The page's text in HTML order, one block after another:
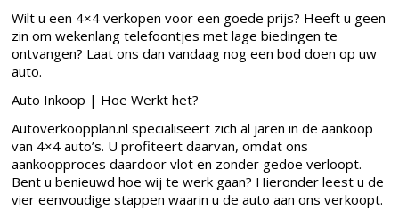
Wilt u een 4×4 verkopen voor een goede prijs? Heeft u geen
zin om wekenlang telefoontjes met lage biedingen te
ontvangen? Laat ons dan vandaag nog een bod doen op uw
auto.
Auto Inkoop | Hoe Werkt het?
Autoverkoopplan.nl specialiseert zich al jaren in de aankoop
van 4×4 auto’s. U profiteert daarvan, omdat ons
aankoopproces daardoor vlot en zonder gedoe verloopt.
Bent u benieuwd hoe wij te werk gaan? Hieronder leest u de
vier eenvoudige stappen waarin u de auto aan ons verkoopt.